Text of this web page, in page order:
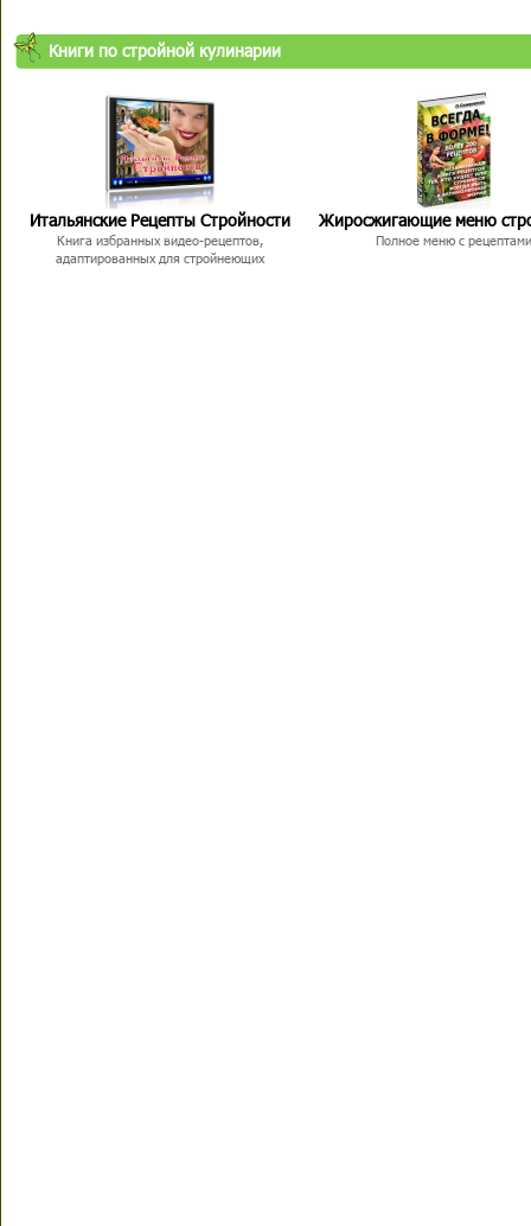
Книги по стройной кулинарии
Итальянские Рецепты Стройности
Книга избранных видео-рецептов,
адаптированных для стройнеющих
Жиросжигающие меню
Полное меню с рецептами